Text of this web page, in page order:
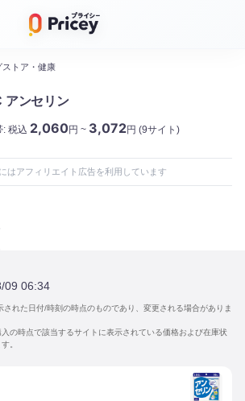
トア・健康
アンセリン
: 税込 2,060円 ~ 3,072円 (9サイト)
はアフィリエイト広告を利用しています
09 06:34
れた日付/時刻の時点のものであり、変更される場合がありま
の時点で該当するサイトに表示されている価格および在庫状
。